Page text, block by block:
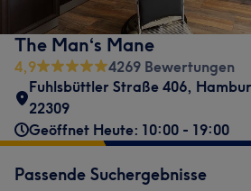
The Man‘s Mane
4,9
4269 Bewertungen
Fuhlsbüttler Straße 406,
22309
Geöffnet Heute: 10:00 - 19:00
Passende Suchergebnisse